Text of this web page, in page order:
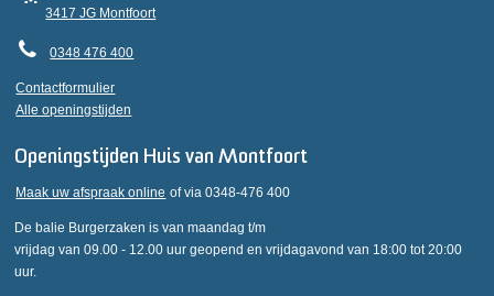
3417 JG Montfoort
0348 476 400
Contactformulier
Alle openingstijden
Openingstijden Huis van Montfoort
Maak uw afspraak online of via 0348-476 400
De balie Burgerzaken is van maandag t/m
vrijdag van 09.00 - 12.00 uur geopend en vrijdagavond van 18:00 tot 20:00
uur.